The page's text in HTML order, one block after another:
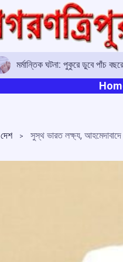
মর্মান্তিক ঘটনা: পুকুরে ডুবে পাঁচ
দেশ